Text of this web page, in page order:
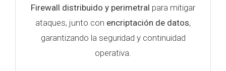
Firewall distribuido y perimetral para mitigar
ataques, junto con encriptación de datos,
garantizando la seguridad y continuidad
operativa.